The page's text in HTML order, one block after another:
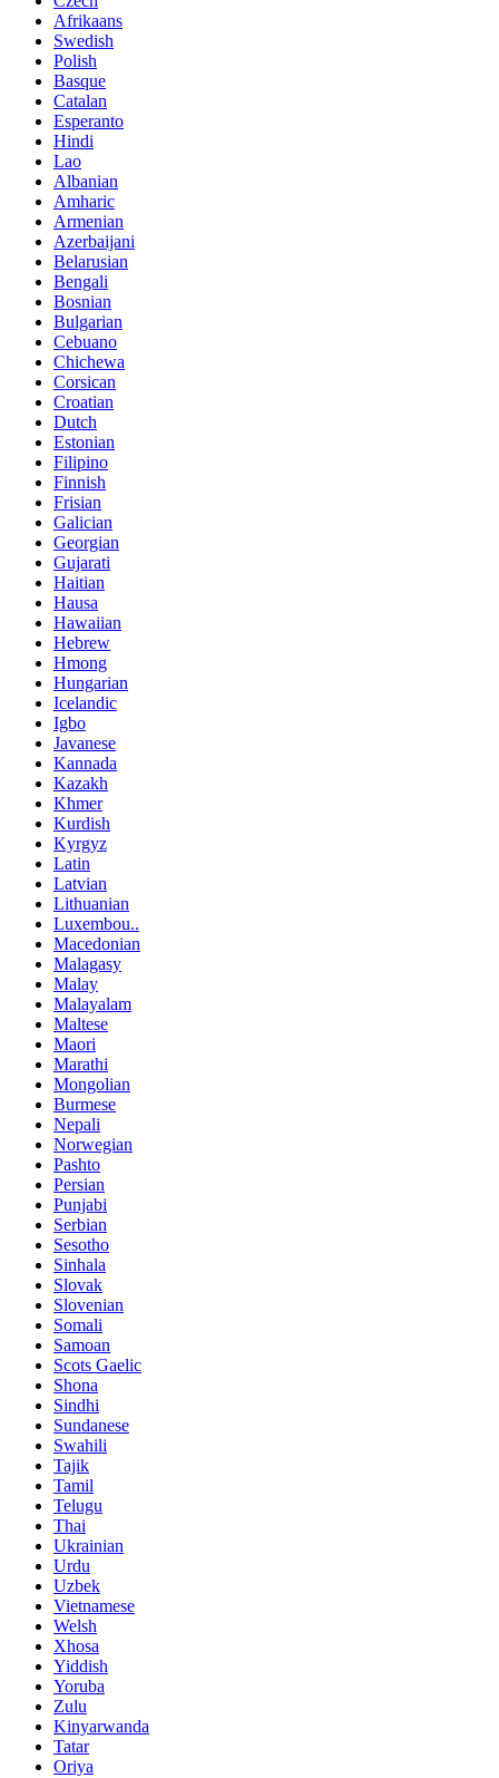
Afrikaans
Swedish
Polish
Basque
Catalan
Esperanto
Hindi
Lao
Albanian
Amharic
Armenian
Azerbaijani
Belarusian
Bengali
Bosnian
Bulgarian
Cebuano
Chichewa
Corsican
Croatian
Dutch
Estonian
Filipino
Finnish
Frisian
Galician
Georgian
Gujarati
Haitian
Hausa
Hawaiian
Hebrew
Hmong
Hungarian
Icelandic
Igbo
Javanese
Kannada
Kazakh
Khmer
Kurdish
Kyrgyz
Latin
Latvian
Lithuanian
Luxembou..
Macedonian
Malagasy
Malay
Malayalam
Maltese
Maori
Marathi
Mongolian
Burmese
Nepali
Norwegian
Pashto
Persian
Punjabi
Serbian
Sesotho
Sinhala
Slovak
Slovenian
Somali
Samoan
Scots Gaelic
Shona
Sindhi
Sundanese
Swahili
Tajik
Tamil
Telugu
Thai
Ukrainian
Urdu
Uzbek
Vietnamese
Welsh
Xhosa
Yiddish
Yoruba
Zulu
Kinyarwanda
Tatar
Oriya